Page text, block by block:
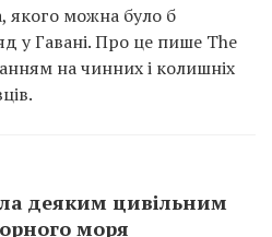
якого можна було б
у Гавані. Про це пише The
на чинних і колишніх
деяким цивільним
моря